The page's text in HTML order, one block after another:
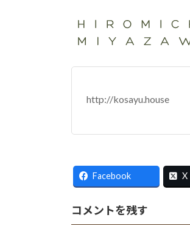
http://kosayu.house
Facebook X
コメントを残す